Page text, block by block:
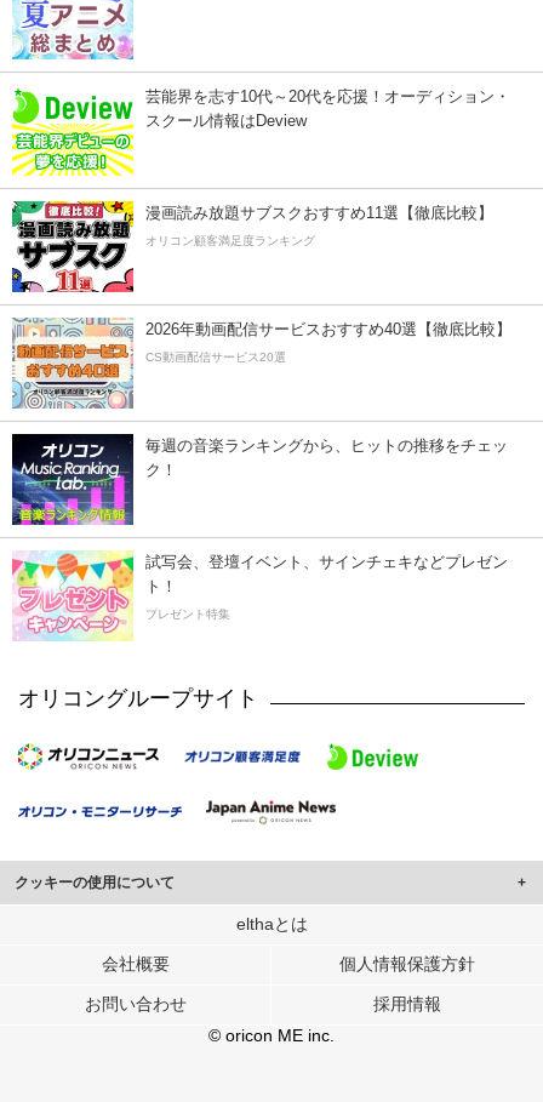
芸能界を志す10代～20代を応援！オーディション・
スクール情報はDeview
漫画読み放題サブスクおすすめ11選【徹底比較】
オリコン顧客満足度ランキング
2026年動画配信サービスおすすめ40選【徹底比較】
CS動画配信サービス20選
毎週の音楽ランキングから、ヒットの推移をチェッ
ク！
試写会、登壇イベント、サインチェキなどプレゼン
ト！
プレゼント特集
オリコングループサイト
クッキーの使用について
このサイトでは Cookie を使用して、ユーザーに合わせたコンテンツや広告の
行っています。
メディアや広告配信、データ解析の各パートナーに提供しています。
各パートナーは、この情報とユーザーが各パートナーに提供した他の情報や、
ユーザーが各パートナーのサービスを使用したときに収集した他の情報を組み
elthaとは
会社概要 個人情報保護方針
お問い合わせ
採用情報
© oricon ME inc.